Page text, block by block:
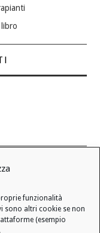
funzionalità
sono altri cookie se non
(esempio